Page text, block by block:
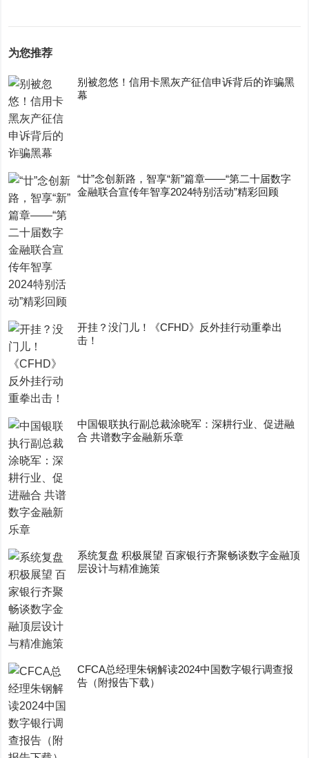
为您推荐
别被忽悠！信用卡黑灰产征信申诉背后的诈骗黑
幕
“廿”念创新路，智享“新”篇章——“第二十届数字
金融联合宣传年智享2024特别活动”精彩回顾
开挂？没门儿！《CFHD》反外挂行动重拳出
击！
中国银联执行副总裁涂晓军：深耕行业、促进融
合 共谱数字金融新乐章
系统复盘 积极展望 百家银行齐聚畅谈数字金融顶
层设计与精准施策
CFCA总经理朱钢解读2024中国数字银行调查报
告（附报告下载）